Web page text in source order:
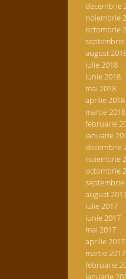
decembrie
noiembrie
octombrie
septembrie
august
iulie 2018
iunie 2018
mai 2018
aprilie 2018
martie 2018
februarie
ianuarie
decembrie
noiembrie
octombrie
septembrie
august
iulie 2017
iunie 2017
mai 2017
aprilie 2017
martie 2017
februarie
ianuarie